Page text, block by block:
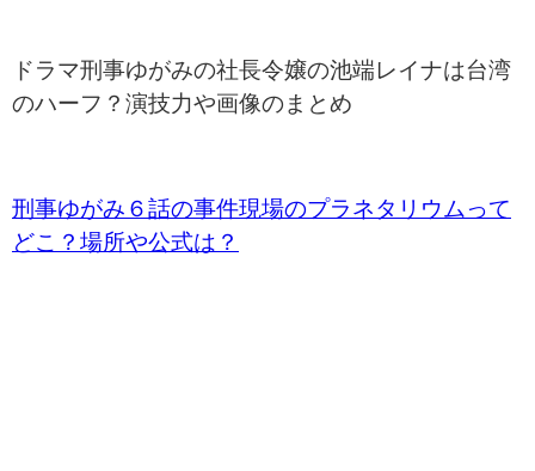
ドラマ刑事ゆがみの社長令嬢の池端レイナは台湾
のハーフ？演技力や画像のまとめ
刑事ゆがみ６話の事件現場のプラネタリウムって
どこ？場所や公式は？